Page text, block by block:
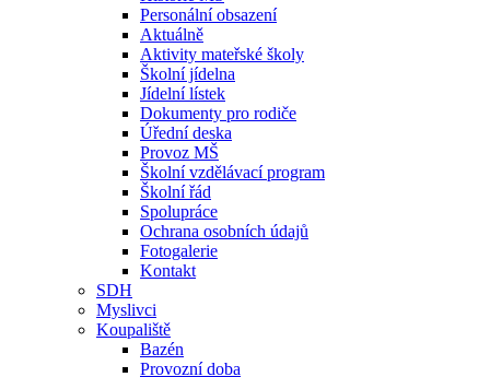
Personální obsazení
Aktuálně
Aktivity mateřské školy
Školní jídelna
Jídelní lístek
Dokumenty pro rodiče
Úřední deska
Provoz MŠ
Školní vzdělávací program
Školní řád
Spolupráce
Ochrana osobních údajů
Fotogalerie
Kontakt
SDH
Myslivci
Koupaliště
Bazén
Provozní doba